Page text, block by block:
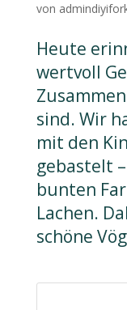
von
Heute
wertvoll
sind. Wir
mit den
gebastelt
bunten
Lachen.
schöne